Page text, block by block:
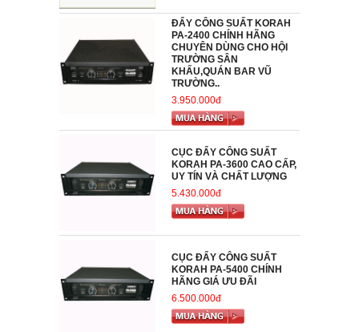
ĐẨY CÔNG SUẤT KORAH
PA-2400 CHÍNH HÃNG
CHUYÊN DÙNG CHO HỘI
TRƯỜNG SÂN
KHẤU,QUÁN BAR VŨ
TRƯỜNG..
3.950.000đ
CỤC ĐẨY CÔNG SUẤT
KORAH PA-3600 CAO CẤP,
UY TÍN VÀ CHẤT LƯỢNG
5.430.000đ
CỤC ĐẨY CÔNG SUẤT
KORAH PA-5400 CHÍNH
HÃNG GIÁ ƯU ĐÃI
6.500.000đ